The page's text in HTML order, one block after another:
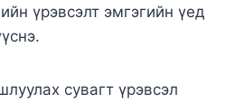
үрэвсэлт эмгэгийн үед
сувагт үрэвсэл